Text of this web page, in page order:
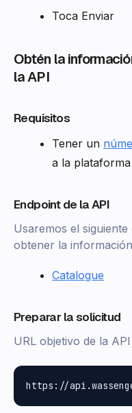
Toca Enviar
Obtén la
la API
Requisitos
Tener un
a la
Endpoint de la API
Usaremos el
obtener la
Catalogue
Preparar la solicitud
URL objetivo de la